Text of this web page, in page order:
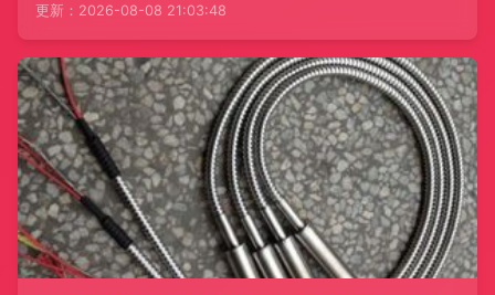
更新：2026-08-08 21:03:48